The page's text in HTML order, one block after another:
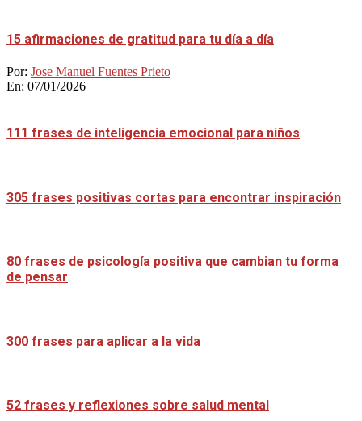
15 afirmaciones de gratitud para tu día a día
Por: Jose Manuel Fuentes Prieto
En: 07/01/2026
111 frases de inteligencia emocional para niños
305 frases positivas cortas para encontrar inspiración
80 frases de psicología positiva que cambian tu forma
de pensar
300 frases para aplicar a la vida
52 frases y reflexiones sobre salud mental